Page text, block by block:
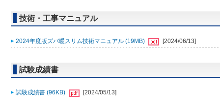
技術・工事マニュアル
2024年度版ズバ暖スリム技術マニュアル (19MB) [2024/06/13]
試験成績書
試験成績書 (96KB) [2024/05/13]